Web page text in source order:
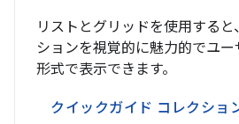
リストとグリッドを使用する
ションを視覚的に魅力的でユ
形式で表示できます。
クイックガイド コレクショ